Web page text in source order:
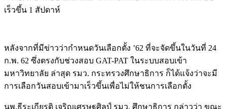
หลังจากที่มีข่าวว่ากำหนดวันเลือกตั้ง ’62 ที่จะจัดขึ้นในวันที่ 24
ก.พ. 62 ซึ่งตรงกับช่วงสอบ GAT-PAT ในระบบสอบเข้า
มหาวิทยาลัย ล่าสุด รมว. กระทรวงศึกษาธิการ ก็ได้แจ้งว่าจะมี
การเลือกวันสอบเข้ามาเร็วขึ้นเพื่อไม่ให้ชนการเลือกตั้ง
นพ.ธีระเกียรติ เจริญเศรษฐศิลป์ รมว. ศึกษาธิการ กล่าวว่า ขณะ